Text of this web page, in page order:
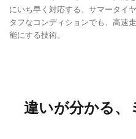
にいち早く対応する、サマータイ
タフなコンディションでも、高速
能にする技術。
違いが分かる、